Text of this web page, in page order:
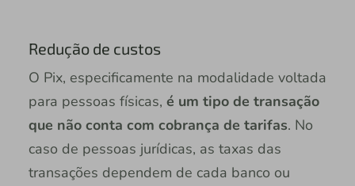
Redução de custos
O Pix, especificamente na modalidade voltada
para pessoas físicas, é um tipo de transação
que não conta com cobrança de tarifas. No
caso de pessoas jurídicas, as taxas das
transações dependem de cada banco ou